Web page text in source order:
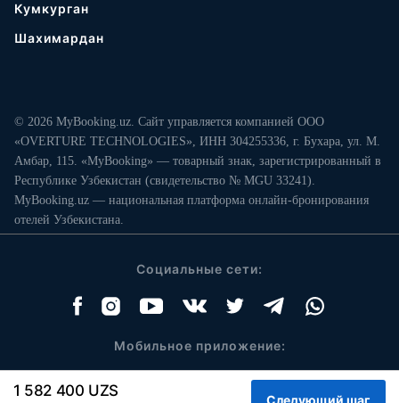
1 582 400 UZS
Кумкурган
Шахимардан
© 2026 MyBooking.uz. Сайт управляется компанией ООО
«OVERTURE TECHNOLOGIES», ИНН 304255336, г. Бухара, ул. М.
Амбар, 115. «MyBooking» — товарный знак, зарегистрированный в
Республике Узбекистан (свидетельство № MGU 33241).
MyBooking.uz — национальная платформа онлайн-бронирования
отелей Узбекистана.
Социальные сети:
Мобильное приложение: